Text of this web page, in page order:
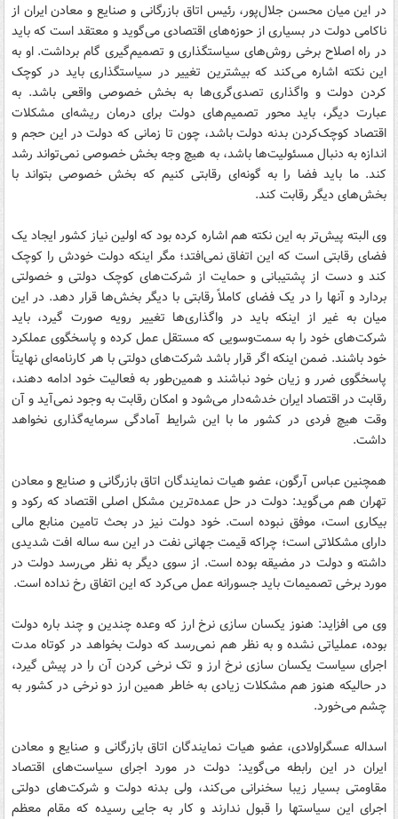
در این میان محسن جلال‌پور، رئیس اتاق بازرگانی و صنایع و معادن ایران از
ناکامی دولت در بسیاری از حوزه‌های اقتصادی می‌گوید و معتقد است که باید
در راه اصلاح برخی روش‌های سیاستگذاری و تصمیم‌گیری گام برداشت. او به
این نکته اشاره می‌کند که بیشترین تغییر در سیاستگذاری باید در کوچک
کردن دولت و واگذاری تصدی‌گری‌ها به بخش خصوصی واقعی باشد. به
عبارت دیگر، باید محور تصمیم‌های دولت برای درمان ریشه‌ای مشکلات
اقتصاد کوچک‌کردن بدنه دولت باشد، چون تا زمانی که دولت در این حجم و
اندازه به دنبال مسئولیت‌ها باشد، به هیچ وجه بخش خصوصی نمی‌تواند رشد
کند. ما باید فضا را به گونه‌ای رقابتی کنیم که بخش خصوصی بتواند با
بخش‌های دیگر رقابت کند.
وی البته پیش‌تر به این نکته هم اشاره کرده بود که اولین نیاز کشور ایجاد یک
فضای رقابتی است که این اتفاق نمی‌افتد؛ مگر اینکه دولت خودش را کوچک
کند و دست از پشتیبانی و حمایت از شرکت‌های کوچک دولتی و خصولتی
بردارد و آنها را در یک فضای کاملاً رقابتی با دیگر بخش‌ها قرار دهد. در این
میان به غیر از اینکه باید در واگذاری‌ها تغییر رویه صورت گیرد، باید
شرکت‌های خود را به سمت‌وسویی که مستقل عمل کرده و پاسخگوی عملکرد
خود باشند. ضمن اینکه اگر قرار باشد شرکت‌های دولتی با هر کارنامه‌ای نهایتاً
پاسخگوی ضرر و زیان خود نباشند و همین‌طور به فعالیت خود ادامه دهند،
رقابت در اقتصاد ایران خدشه‌دار می‌شود و امکان رقابت به وجود نمی‌آید و آن
وقت هیچ فردی در کشور ما با این شرایط آمادگی سرمایه‌گذاری نخواهد
داشت.
همچنین عباس آرگون، عضو هیات نمایندگان اتاق بازرگانی و صنایع و معادن
تهران هم می‌گوید: دولت در حل عمده‌ترین مشکل اصلی اقتصاد که رکود و
بیکاری است، موفق نبوده است. خود دولت نیز در بحث تامین منابع مالی
دارای مشکلاتی است؛ چراکه قیمت جهانی نفت در این سه ساله افت شدیدی
داشته و دولت در مضیقه بوده است. از سوی دیگر به نظر می‌رسد دولت در
مورد برخی تصمیمات باید جسورانه عمل می‌کرد که این اتفاق رخ نداده است.
وی می افزاید: هنوز یکسان سازی نرخ ارز که وعده چندین و چند باره دولت
بوده، عملیاتی نشده و به نظر هم نمی‌رسد که دولت بخواهد در کوتاه مدت
اجرای سیاست یکسان سازی نرخ ارز و تک نرخی کردن آن را در پیش گیرد،
در حالیکه هنوز هم مشکلات زیادی به خاطر همین ارز دو نرخی در کشور به
چشم می‌خورد.
اسداله عسگراولادی، عضو هیات نمایندگان اتاق بازرگانی و صنایع و معادن
ایران در این رابطه می‌گوید: دولت در مورد اجرای سیاست‌های اقتصاد
مقاومتی بسیار زیبا سخنرانی می‌کند، ولی بدنه دولت و شرکت‌های دولتی
اجرای این سیاستها را قبول ندارند و کار به جایی رسیده که مقام معظم